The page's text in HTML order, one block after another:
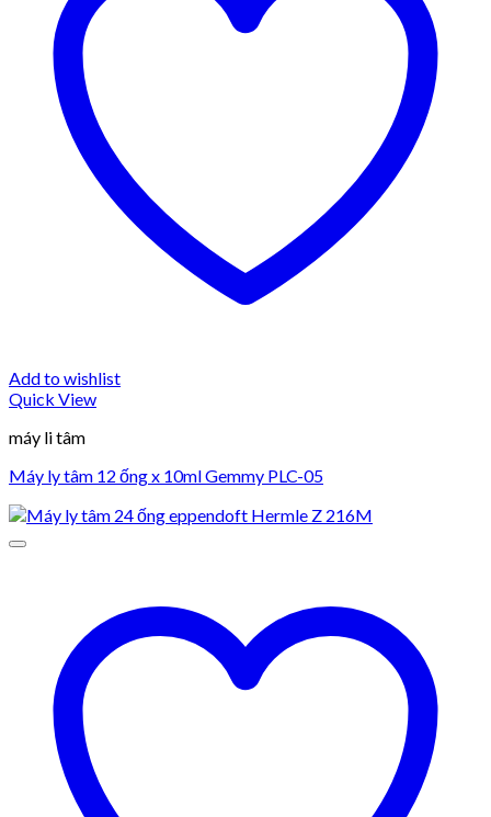
Add to wishlist
Quick View
máy li tâm
Máy ly tâm 12 ống x 10ml Gemmy PLC-05